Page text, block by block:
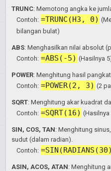
TRUNC: Memotong angka ke
Contoh: =TRUNC(H3, 0)
bilangan bulat)
ABS: Menghasilkan nilai absolut
Contoh: =ABS(-5) (Hasilnya
POWER: Menghitung hasil
Contoh: =POWER(2, 3) (2
SQRT: Menghitung akar kuadrat
Contoh: =SQRT(16) (Hasilnya
SIN, COS, TAN: Menghitung
sudut (dalam radian).
Contoh:
ASIN, ACOS, ATAN: Menghitung